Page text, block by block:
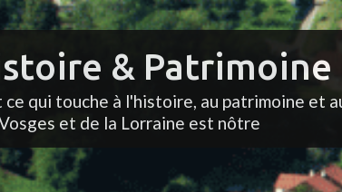
&
ce qui touche à l'histoire, au patrimoine et
et de la Lorraine est nôtre